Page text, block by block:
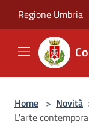
Regione Umbria
Home > Novità
L'arte